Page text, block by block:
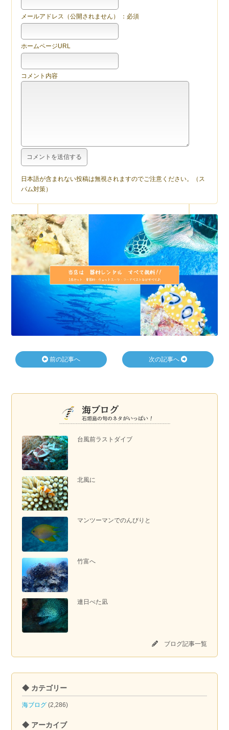
台風前ラストダイブ
北風に
マンツーマンでのんびりと
竹富へ
連日べた凪
ブログ記事一覧
◆ カテゴリー
海ブログ (2,286)
◆ アーカイブ
メールアドレス（公開されません） ：必須
ホームページURL
コメント内容
日本語が含まれない投稿は無視されますのでご注意ください。（ス
パム対策）
前の記事へ 次の記事へ